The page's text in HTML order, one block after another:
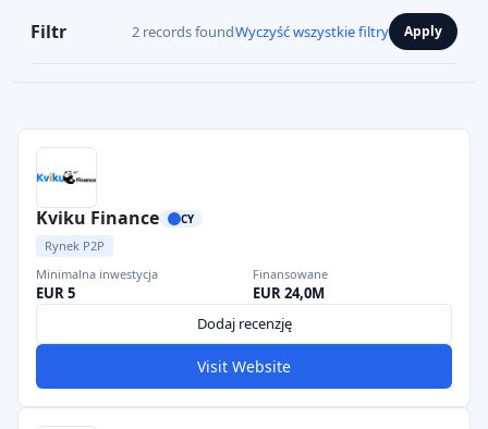
Filtr 2 records foundWyczyść wszystkie filtry Apply
Kviku Finance CY
Rynek P2P
Minimalna inwestycja
EUR 5
Finansowane
EUR 24,0M
Dodaj recenzję
Visit Website